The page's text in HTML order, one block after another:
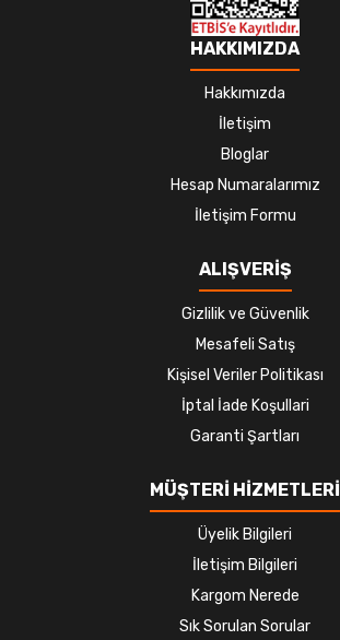
HAKKIMIZDA
Hakkımızda
İletişim
Bloglar
Hesap Numaralarımız
İletişim Formu
ALIŞVERİŞ
Gizlilik ve Güvenlik
Mesafeli Satış
Kişisel Veriler Politikası
İptal İade Koşullari
Garanti Şartları
MÜŞTERİ HİZMETLERİ
Üyelik Bilgileri
İletişim Bilgileri
Kargom Nerede
Sık Sorulan Sorular